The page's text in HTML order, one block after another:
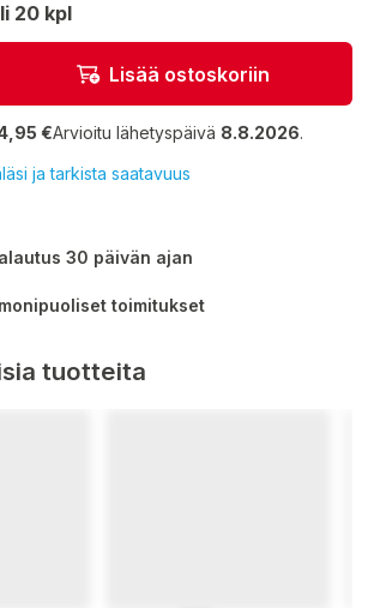
20 kpl
Lisää ostoskoriin
€Arvioitu lähetyspäivä 8.8.2026.
ja tarkista saatavuus
30 päivän ajan
toimitukset
tuotteita